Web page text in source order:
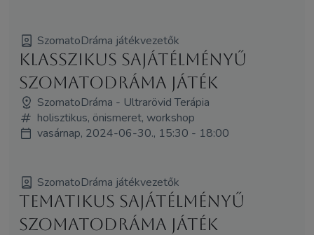
SzomatoDráma játékvezetők
Klasszikus sajátélményű
SzomatoDráma játék
SzomatoDráma - Ultrarövid Terápia
holisztikus, önismeret, workshop
vasárnap, 2024-06-30., 15:30 - 18:00
SzomatoDráma játékvezetők
Tematikus sajátélményű
SzomatoDráma játék